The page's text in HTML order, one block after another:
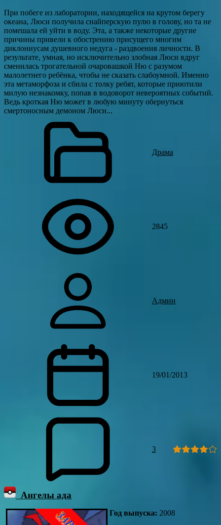
При побеге из лаборатории, находящейся на крутом берегу
океана, Люси получила снайперскую пулю в голову, но та не
помешала ей уйти в воду. Эта, а также некоторые другие
причины привели к обострению присущего многим
диклониусам душевного недуга - раздвоения личности. В
результате, умная, но исключительно злобная Люси вдруг
сменилась трогательной очаровашкой Ню с разумом
малолетнего ребёнка, чтобы не сказать слабоумной. Именно
эта метаморфоза и сбила с толку ребят, которые приютили
милую незнакомку, попав в водоворот невероятных событий.
Ведь кроткая Ню может в любую минуту обернуться
смертоносным демоном Люси...
Драма
2845
Админ
19/01/2013
3
Ангелы ада
Год выпуска: 2008